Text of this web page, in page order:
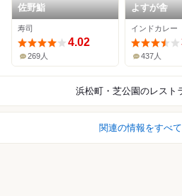
佐野鮨
寿司
4.02
269人
よすが舎
インドカレー
437人
浜松町・芝公園のレスト
関連の情報をすべ